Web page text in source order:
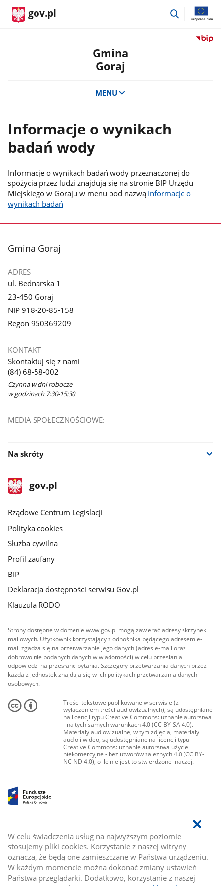
W celu świadczenia usług na najwyższym poziomie
stosujemy pliki cookies. Korzystanie z naszej witryny
oznacza, że będą one zamieszczane w Państwa urządzeniu.
W każdym momencie można dokonać zmiany ustawień
Państwa przeglądarki. Dodatkowo, korzystanie z naszej
gov.pl
przejdź
Przejdź
Gmina
Goraj
MENU
Informacje o wynikach
badań wody
Informacje o wynikach badań wody przeznaczonej do
spożycia przez ludzi znajdują się na stronie BIP Urzędu
Miejskiego w Goraju w menu pod nazwą Informacje o
wynikach badań
stopka
Gmina Goraj
ADRES
ul. Bednarska 1
23-450 Goraj
NIP 918-20-85-158
Regon 950369209
KONTAKT
Skontaktuj się z nami
(84) 68-58-002
Czynna w dni robocze
w godzinach 7:30-15:30
MEDIA SPOŁECZNOŚCIOWE:
Na skróty
stopka
gov.plStrona
gov.pl
Rządowe Centrum Legislacji
Polityka cookies
Służba cywilna
Profil zaufany
BIP
Deklaracja dostępności serwisu Gov.pl
Klauzula RODO
Strony dostępne w domenie www.gov.pl mogą zawierać adresy skrzynek
mailowych. Użytkownik korzystający z odnośnika będącego adresem e-
mail zgadza się na przetwarzanie jego danych (adres e-mail oraz
dobrowolnie podanych danych w wiadomości) w celu przesłania
odpowiedzi na przesłane pytania. Szczegóły przetwarzania danych przez
każdą z jednostek znajdują się w ich politykach przetwarzania danych
osobowych.
Treści tekstowe publikowane w serwisie (z
wyłączeniem treści audiowizualnych), są udostępniane
na licencji typu Creative Commons: uznanie autorstwa
- na tych samych warunkach 4.0 (CC BY-SA 4.0).
Materiały audiowizualne, w tym zdjęcia, materiały
audio i wideo, są udostępniane na licencji typu
Creative Commons: uznanie autorstwa użycie
niekomercyjne - bez utworów zależnych 4.0 (CC BY-
NC-ND 4.0), o ile nie jest to stwierdzone inaczej.